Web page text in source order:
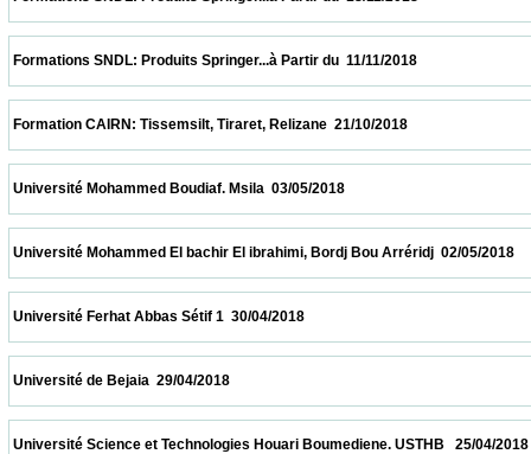
Formations SNDL: Produits Springer...à Partir du  11/11/2018
Formation CAIRN: Tissemsilt, Tiraret, Relizane  21/10/2018
Université Mohammed Boudiaf. Msila  03/05/2018
Université Mohammed El bachir El ibrahimi, Bordj Bou Arréridj
Université Ferhat Abbas Sétif 1  30/04/2018
Université de Bejaia  29/04/2018
Université Science et Technologies Houari Boumediene. USTHB